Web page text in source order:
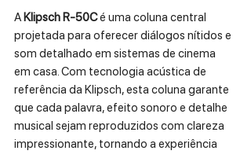
AKlipsch R-50Cé uma coluna central
projetada para oferecer diálogos nítidos e
som detalhado em sistemas de cinema
em casa. Com tecnologia acústica de
referência da Klipsch, esta coluna garante
que cada palavra, efeito sonoro e detalhe
musical sejam reproduzidos com clareza
impressionante, tornando a experiência